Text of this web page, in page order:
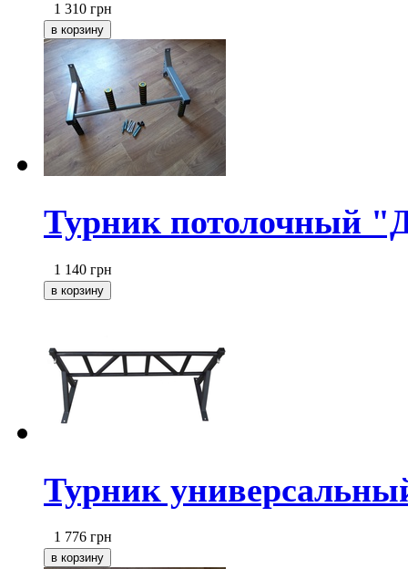
1 310 грн
Турник потолочный
1 140 грн
Турник
1 776 грн